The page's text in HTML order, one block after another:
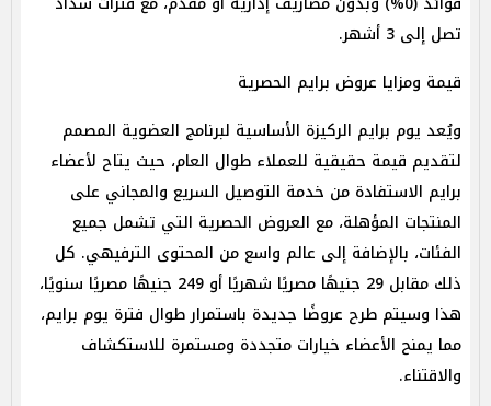
تصل إلى 3 أشهر.
قيمة ومزايا عروض برايم الحصرية
ويُعد يوم برايم الركيزة الأساسية لبرنامج العضوية المصمم
لتقديم قيمة حقيقية للعملاء طوال العام، حيث يتاح لأعضاء
برايم الاستفادة من خدمة التوصيل السريع والمجاني على
المنتجات المؤهلة، مع العروض الحصرية التي تشمل جميع
الفئات، بالإضافة إلى عالم واسع من المحتوى الترفيهي. كل
ذلك مقابل 29 جنيهًا مصريًا شهريًا أو 249 جنيهًا مصريًا سنويًا،
هذا وسيتم طرح عروضًا جديدة باستمرار طوال فترة يوم برايم،
مما يمنح الأعضاء خيارات متجددة ومستمرة للاستكشاف
والاقتناء.